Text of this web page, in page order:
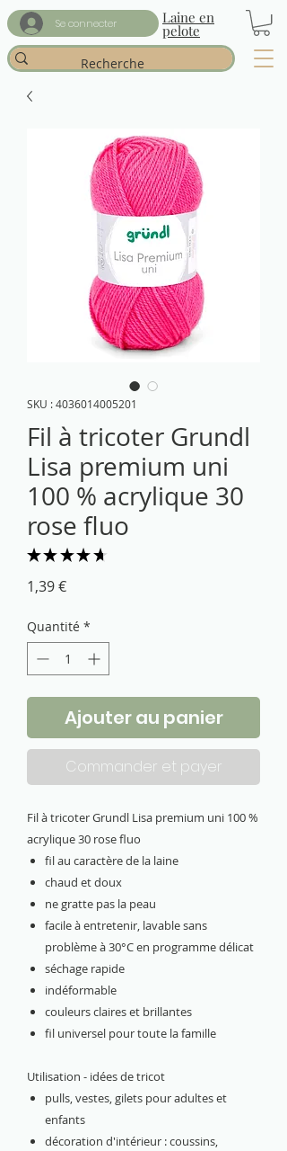
Se connecter Laine en
pelote
SKU : 4036014005201
Fil à tricoter Grundl
Lisa premium uni
100 % acrylique 30
rose fluo
★ ★ ★ ★ ★
1,39 €Prix
Quantité *
Ajouter au panier
Commander et payer
Fil à tricoter Grundl Lisa premium uni 100 %
acrylique 30 rose fluo
fil au caractère de la laine
chaud et doux
ne gratte pas la peau
facile à entretenir, lavable sans
problème à 30°C en programme délicat
séchage rapide
indéformable
couleurs claires et brillantes
fil universel pour toute la famille
Utilisation - idées de tricot
pulls, vestes, gilets pour adultes et
enfants
décoration d'intérieur : coussins,